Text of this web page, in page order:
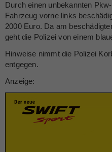
Durch einen unbekannten
Fahrzeug vorne links
2000 Euro. Da am
geht die Polizei von einem
Hinweise nimmt die Polizei
entgegen.
Anzeige: